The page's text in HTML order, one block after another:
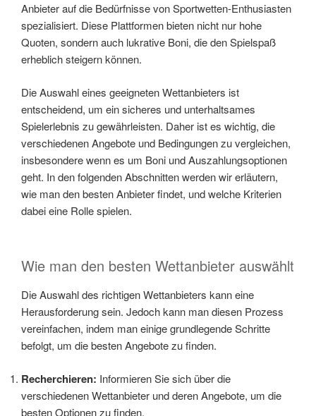
Anbieter auf die Bedürfnisse von Sportwetten-Enthusiasten
spezialisiert. Diese Plattformen bieten nicht nur hohe
Quoten, sondern auch lukrative Boni, die den Spielspaß
erheblich steigern können.
Die Auswahl eines geeigneten Wettanbieters ist
entscheidend, um ein sicheres und unterhaltsames
Spielerlebnis zu gewährleisten. Daher ist es wichtig, die
verschiedenen Angebote und Bedingungen zu vergleichen,
insbesondere wenn es um Boni und Auszahlungsoptionen
geht. In den folgenden Abschnitten werden wir erläutern,
wie man den besten Anbieter findet, und welche Kriterien
dabei eine Rolle spielen.
Wie man den besten Wettanbieter auswählt
Die Auswahl des richtigen Wettanbieters kann eine
Herausforderung sein. Jedoch kann man diesen Prozess
vereinfachen, indem man einige grundlegende Schritte
befolgt, um die besten Angebote zu finden.
Recherchieren: Informieren Sie sich über die
verschiedenen Wettanbieter und deren Angebote, um die
besten Optionen zu finden.